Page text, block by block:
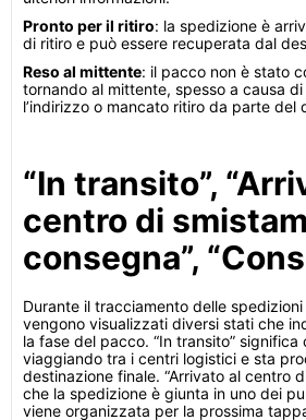
Pronto per il ritiro: la spedizione è
di ritiro e può essere recuperata dal
Reso al mittente: il pacco non è stato
tornando al mittente, spesso a causa
l’indirizzo o mancato ritiro da parte del
“In transito”,
centro di
consegna”,
Durante il tracciamento delle
vengono visualizzati diversi stati che
la fase del pacco. “In transito” significa
viaggiando tra i centri logistici e sta
destinazione finale. “Arrivato al centro
che la spedizione è giunta in uno dei
viene organizzata per la prossima